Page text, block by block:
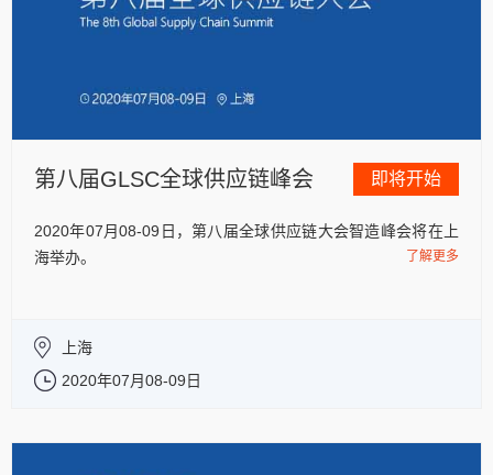
第八届GLSC全球供应链峰会 即将开始
2020年07月08-09日，第八届全球供应链大会智造峰会将在上
海举办。
了解更多
上海
2020年07月08-09日